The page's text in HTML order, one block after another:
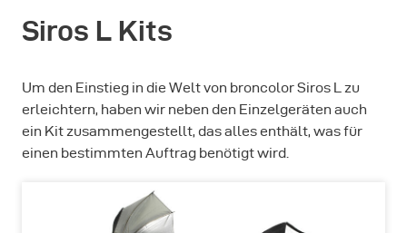
Siros L Kits
Um den Einstieg in die Welt von broncolor Siros L zu
erleichtern, haben wir neben den Einzelgeräten auch
ein Kit zusammengestellt, das alles enthält, was für
einen bestimmten Auftrag benötigt wird.